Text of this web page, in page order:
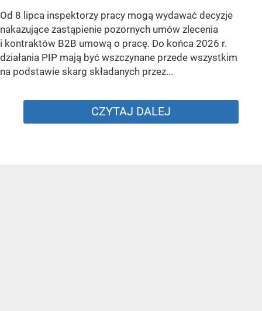
Od 8 lipca inspektorzy pracy mogą wydawać decyzje
nakazujące zastąpienie pozornych umów zlecenia
i kontraktów B2B umową o pracę. Do końca 2026 r.
działania PIP mają być wszczynane przede wszystkim
na podstawie skarg składanych przez...
CZYTAJ DALEJ